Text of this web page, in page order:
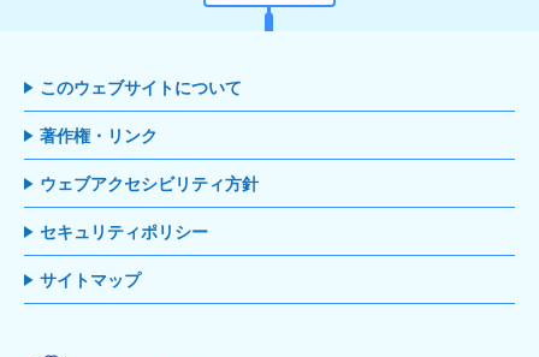
このウェブサイトについて
著作権・リンク
ウェブアクセシビリティ方針
セキュリティポリシー
サイトマップ